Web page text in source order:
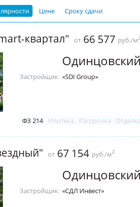
Цене Сроку сдачи
квартал" от 66 577 руб./м
Застройщик: «SDI Group»
ФЗ 214 Ипотека Рассрочка
от 67 154 руб./м2
Застройщик: «СДЛ Инвест»